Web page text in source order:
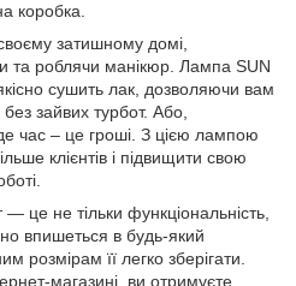
коробка.
затишному домі,
та роблячи манікюр. Лампа SUN
сушить лак, дозволяючи вам
зайвих турбот. Або,
час – це гроші. З цією лампою
клієнтів і підвищити свою
це не тільки функціональність,
впишеться в будь-який
розмірам її легко зберігати.
магазині, ви отримуєте